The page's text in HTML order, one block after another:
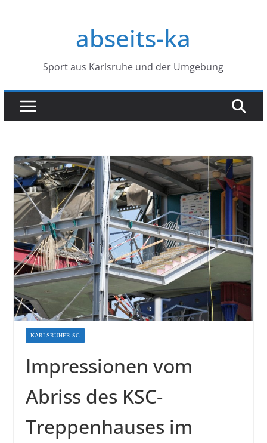
abseits-ka
Sport aus Karlsruhe und der Umgebung
KARLSRUHER SC
Impressionen vom
Abriss des KSC-
Treppenhauses im